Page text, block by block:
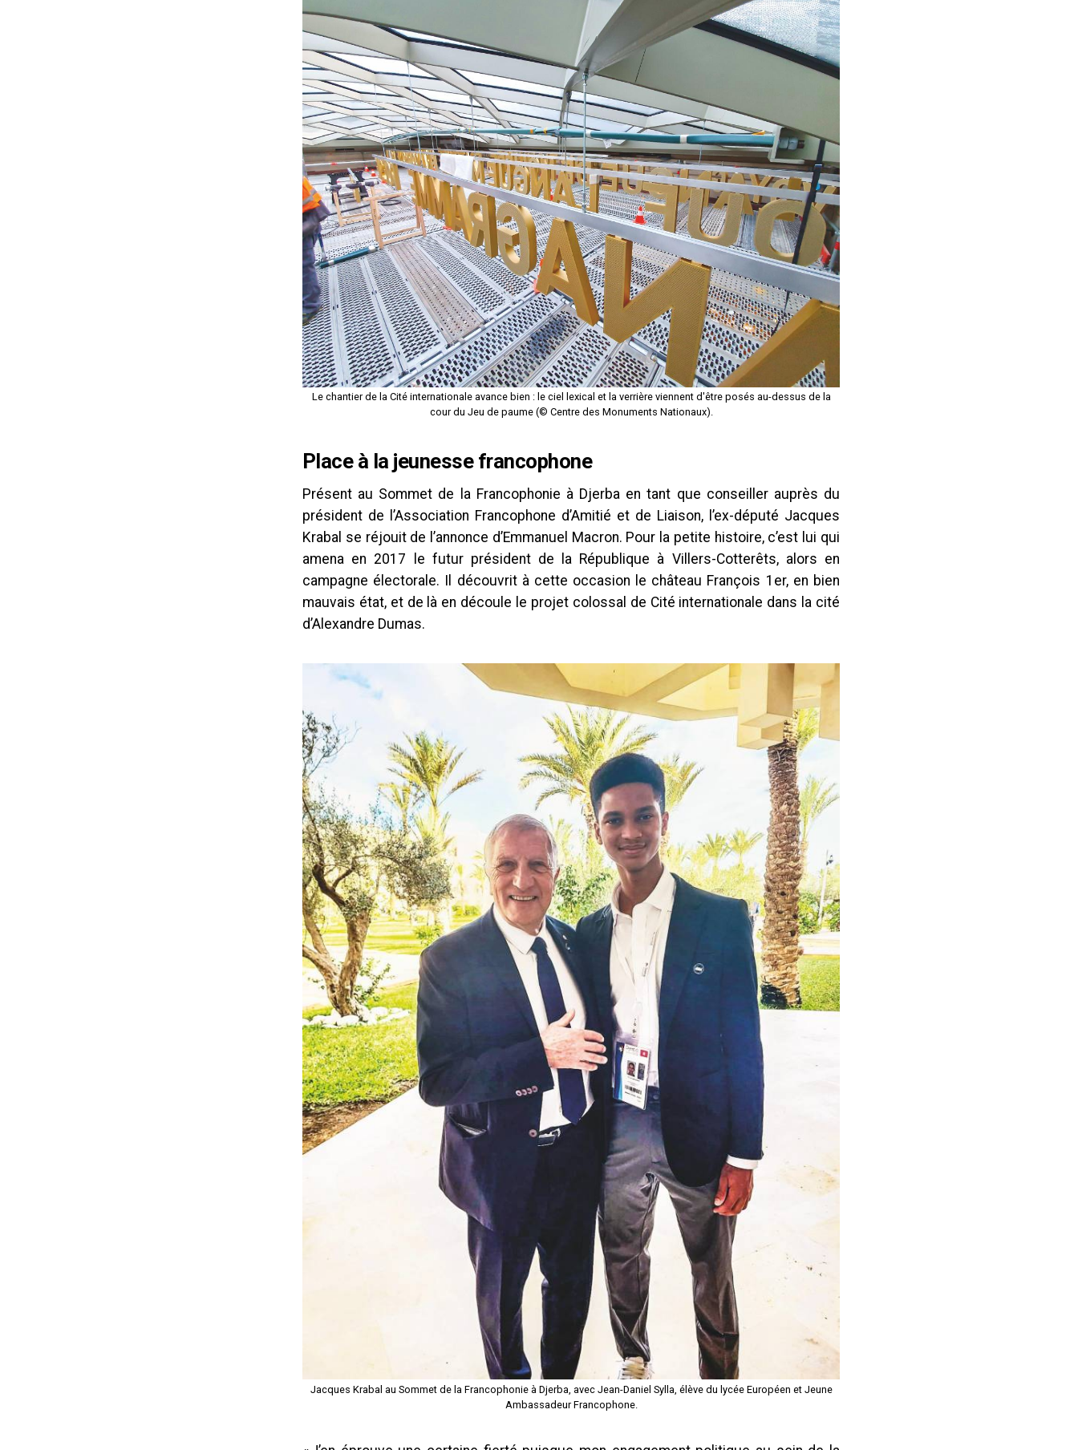
Le chantier de la Cité internationale avance bien : le ciel lexical et la verrière viennent d'être posés au-dessus de la
cour du Jeu de paume (© Centre des Monuments Nationaux).
Place à la jeunesse francophone
Présent au Sommet de la Francophonie à Djerba en tant que conseiller auprès du
président de l’Association Francophone d’Amitié et de Liaison, l’ex-député Jacques
Krabal se réjouit de l’annonce d’Emmanuel Macron. Pour la petite histoire, c’est lui qui
amena en 2017 le futur président de la République à Villers-Cotterêts, alors en
campagne électorale. Il découvrit à cette occasion le château François 1er, en bien
mauvais état, et de là en découle le projet colossal de Cité internationale dans la cité
d’Alexandre Dumas.
Jacques Krabal au Sommet de la Francophonie à Djerba, avec Jean-Daniel Sylla, élève du lycée Européen et Jeune
Ambassadeur Francophone.